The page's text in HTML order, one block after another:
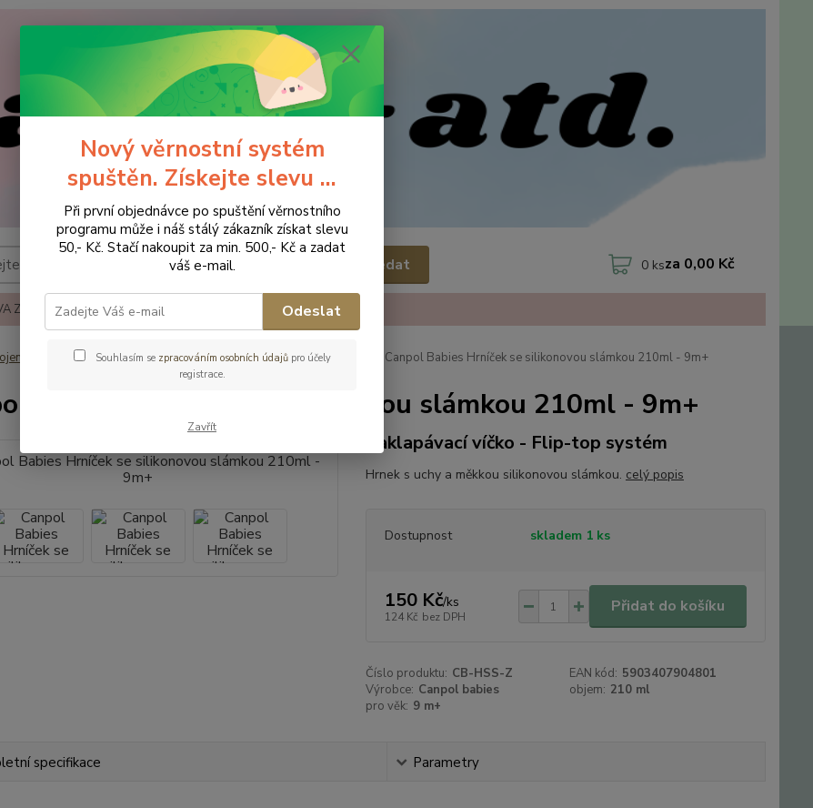
ZBOŽÍ REKLAMACE A VRÁCENÍ ZBOŹÍ KONTAKTY
Hledat 0 ksza 0,00 Kč
potřeby Krmení Kojenecké lahve, lahve, hrnečky ... Canpol Babies Hrníček se silikonovou slámkou 210ml - 9m+
Babies Hrníček se silikonovou slámkou 210ml - 9m+
Zaklapávací víčko - Flip-top systém
Hrnek s uchy a měkkou silikonovou slámkou. celý popis
Dostupnost skladem 1 ks
150 Kč/ks
124 Kč bez DPH
Přidat do košíku
Číslo produktu: CB-HSS-Z EAN kód: 5903407904801
Výrobce: Canpol babies objem: 210 ml
pro věk: 9 m+
specifikace Parametry
Nový věrnostní systém
spuštěn. Získejte slevu ...
Při první objednávce po spuštění věrnostního
programu může i náš stálý zákazník získat slevu
50,- Kč. Stačí nakoupit za min. 500,- Kč a zadat
váš e-mail.
Odeslat
Souhlasím se zpracováním osobních údajůpro účely
registrace.
Zavřít